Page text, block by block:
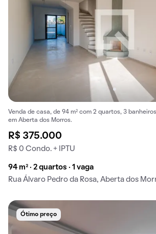
Venda de casa, de 94 m² com 2 quartos, 3
em Aberta dos Morros.
R$ 375.000
R$ 0 Condo. + IPTU
94 m² · 2 quartos · 1 vaga
Rua Álvaro Pedro da Rosa, Aberta dos
Ótimo preço